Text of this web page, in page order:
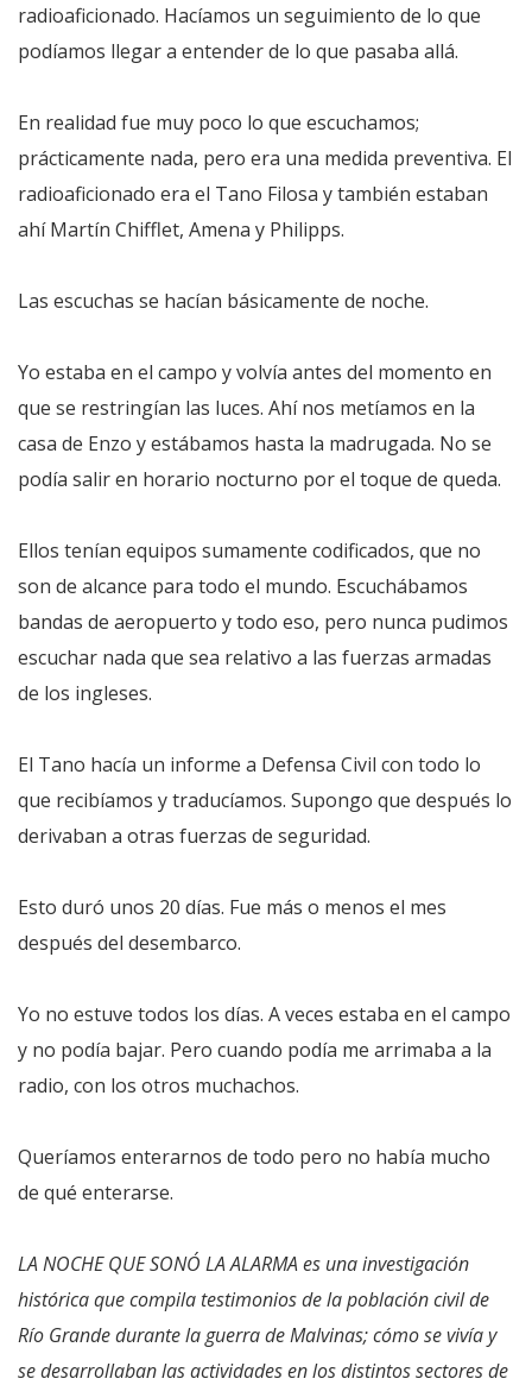
radioaficionado. Hacíamos un seguimiento de lo que
podíamos llegar a entender de lo que pasaba allá.
En realidad fue muy poco lo que escuchamos;
prácticamente nada, pero era una medida preventiva. El
radioaficionado era el Tano Filosa y también estaban
ahí Martín Chifflet, Amena y Philipps.
Las escuchas se hacían básicamente de noche.
Yo estaba en el campo y volvía antes del momento en
que se restringían las luces. Ahí nos metíamos en la
casa de Enzo y estábamos hasta la madrugada. No se
podía salir en horario nocturno por el toque de queda.
Ellos tenían equipos sumamente codificados, que no
son de alcance para todo el mundo. Escuchábamos
bandas de aeropuerto y todo eso, pero nunca pudimos
escuchar nada que sea relativo a las fuerzas armadas
de los ingleses.
El Tano hacía un informe a Defensa Civil con todo lo
que recibíamos y traducíamos. Supongo que después lo
derivaban a otras fuerzas de seguridad.
Esto duró unos 20 días. Fue más o menos el mes
después del desembarco.
Yo no estuve todos los días. A veces estaba en el campo
y no podía bajar. Pero cuando podía me arrimaba a la
radio, con los otros muchachos.
Queríamos enterarnos de todo pero no había mucho
de qué enterarse.
LA NOCHE QUE SONÓ LA ALARMA es una investigación
histórica que compila testimonios de la población civil de
Río Grande durante la guerra de Malvinas; cómo se vivía y
se desarrollaban las actividades en los distintos sectores de